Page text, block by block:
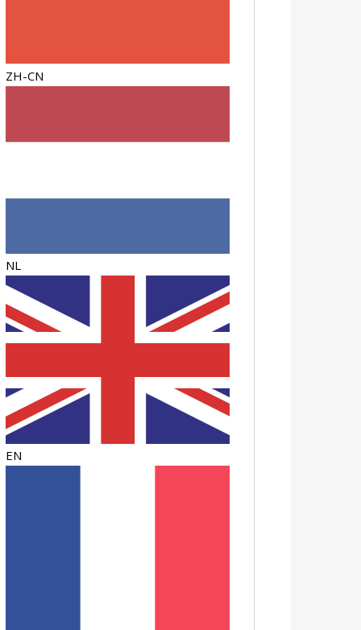
ZH-CN
NL
EN